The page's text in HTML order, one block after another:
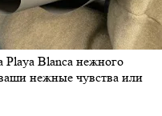
Playa Blanca нежного
нежные чувства или